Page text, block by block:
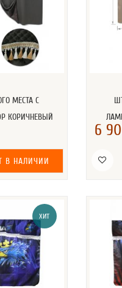
МЕСТА С
КОРИЧНЕВЫЙ
В НАЛИЧИИ
6
ХИТ